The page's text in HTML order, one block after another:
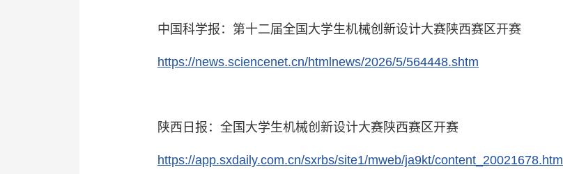
中国科学报：第十二届全国大学生机械创新设计大赛陕西赛区开赛
https://news.sciencenet.cn/htmlnews/2026/5/564448.shtm
陕西日报：全国大学生机械创新设计大赛陕西赛区开赛
https://app.sxdaily.com.cn/sxrbs/site1/mweb/ja9kt/content_20021678.html